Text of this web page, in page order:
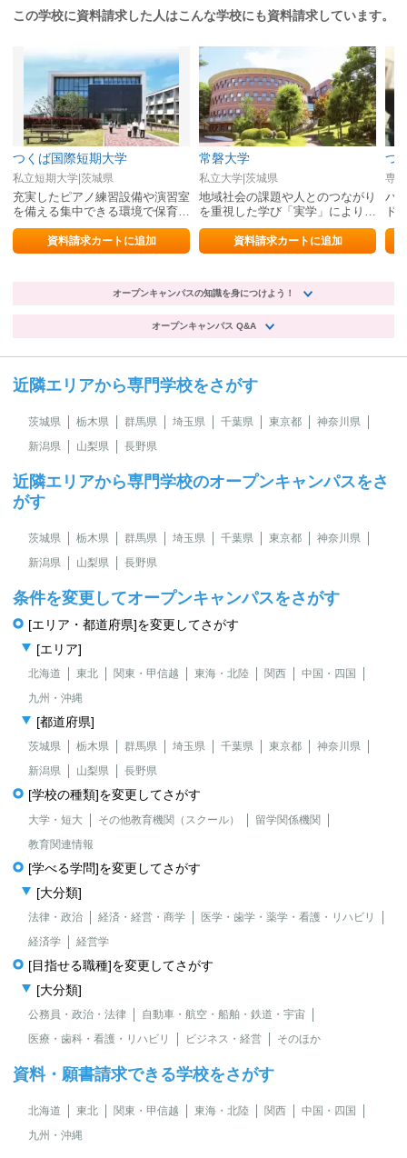
この学校に資料請求した人はこんな学校にも資料請求しています。
つくば国際短期大学
私立短期大学|茨城県
充実したピアノ練習設備や演習室
を備える集中できる環境で保育・
幼児教育を学ぼう！
資料請求カートに追加
常磐大学
私立大学|茨城県
地域社会の課題や人とのつながり
を重視した学び「実学」により、
実践的な力を身につけ未来を切り
資料請求カートに追加
つ
専
パ
ド
を
オープンキャンパスの知識を身につけよう！
オープンキャンパス Q&A
近隣エリアから専門学校をさがす
茨城県 栃木県 群馬県 埼玉県 千葉県 東京都
神奈川県
新潟県
山梨県 長野県
近隣エリアから専門学校のオープンキャンパスをさ
がす
茨城県 栃木県 群馬県 埼玉県 千葉県 東京都
神奈川県
新潟県
山梨県 長野県
条件を変更してオープンキャンパスをさがす
[エリア・都道府県]を変更してさがす
[エリア]
北海道 東北 関東・甲信越 東海・北陸 関西
中国・四国
九州・沖縄
[都道府県]
茨城県 栃木県 群馬県 埼玉県 千葉県 東京都
神奈川県
新潟県
山梨県 長野県
[学校の種類]を変更してさがす
大学・短大 その他教育機関（スクール）
留学関係機関
教育関連情報
[学べる学問]を変更してさがす
[大分類]
法律・政治 経済・経営・商学
医学・歯学・薬学・看護・リハビリ
経済学
経営学
[目指せる職種]を変更してさがす
[大分類]
公務員・政治・法律
自動車・航空・船舶・鉄道・宇宙
医療・歯科・看護・リハビリ
ビジネス・経営 そのほか
資料・願書請求できる学校をさがす
北海道 東北 関東・甲信越 東海・北陸 関西
中国・四国
九州・沖縄